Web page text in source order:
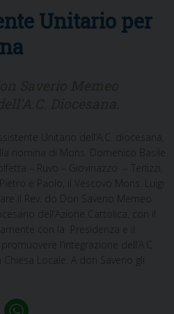
Unitario per
Unitario dell’A.C. diocesana,
nomina di Mons. Domenico Basile
– Ruvo – Giovinazzo – Terlizzi,
e Paolo, il Vescovo Mons. Luigi
il Rev. do Don Saverio Memeo
dell’Azione Cattolica, con il
con la Presidenza e il
l’integrazione dell’A.C.
Locale. A don Saverio gli